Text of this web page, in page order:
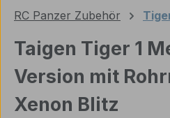
RC Panzer Zubehör
Taigen Tiger 1
Version mit
Xenon Blitz